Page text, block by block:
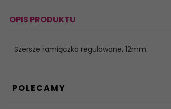
OPIS PRODUKTU
Szersze ramiączka regulowane, 12mm.
POLECAMY